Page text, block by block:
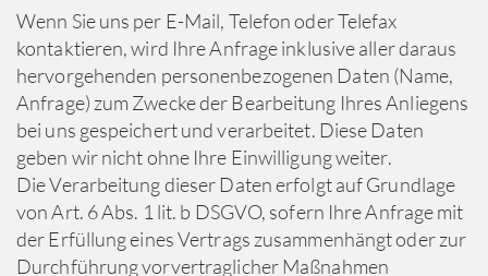
Wenn Sie uns per E-Mail, Telefon oder Telefax
kontaktieren, wird Ihre Anfrage inklusive aller daraus
hervorgehenden personenbezogenen Daten (Name,
Anfrage) zum Zwecke der Bearbeitung Ihres Anliegens
bei uns gespeichert und verarbeitet. Diese Daten
geben wir nicht ohne Ihre Einwilligung weiter.
Die Verarbeitung dieser Daten erfolgt auf Grundlage
von Art. 6 Abs. 1 lit. b DSGVO, sofern Ihre Anfrage mit
der Erfüllung eines Vertrags zusammenhängt oder zur
Durchführung vorvertraglicher Maßnahmen